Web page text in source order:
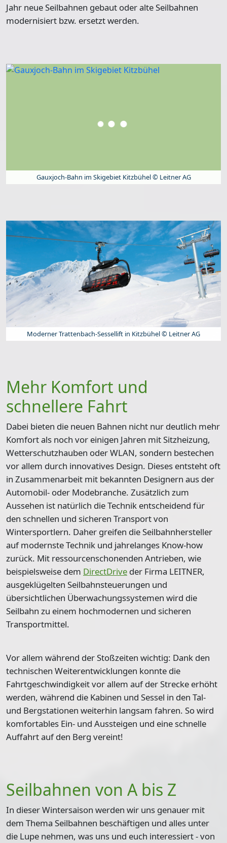
Jahr neue Seilbahnen gebaut oder alte Seilbahnen
modernisiert bzw. ersetzt werden.
Gauxjoch-Bahn im Skigebiet Kitzbühel © Leitner AG
Moderner Trattenbach-Sessellift in Kitzbühel © Leitner AG
Mehr Komfort und
schnellere Fahrt
Dabei bieten die neuen Bahnen nicht nur deutlich mehr
Komfortals noch vor einigen Jahren mit Sitzheizung,
Wetterschutzhauben oder WLAN, sondern bestechen
vor allem durch innovatives Design. Dieses entsteht oft
in Zusammenarbeit mit bekannten Designern aus der
Automobil- oder Modebranche. Zusätzlich zum
Aussehen ist natürlich die Technik entscheidend für
den schnellen und sicheren Transport von
Wintersportlern. Daher greifen die Seilbahnhersteller
auf modernste Technik und jahrelanges Know-how
zurück. Mit ressourcenschonenden Antrieben, wie
beispielsweise dem DirectDrive der Firma LEITNER,
ausgeklügelten Seilbahnsteuerungen und
übersichtlichen Überwachungssystemen wird die
Seilbahn zu einem hochmodernen und sicheren
Transportmittel.
Vor allem während der Stoßzeiten wichtig: Dank den
technischen Weiterentwicklungen konnte die
Fahrtgeschwindigkeit vor allem auf der Strecke erhöht
werden, während die Kabinen und Sessel in den Tal-
und Bergstationen weiterhin langsam fahren. So wird
komfortables Ein- und Aussteigen und eine schnelle
Auffahrt auf den Berg vereint!
Seilbahnen von A bis Z
In dieser Wintersaison werden wir uns genauer mit
dem Thema Seilbahnen beschäftigen und alles unter
die Lupe nehmen, was uns und euch interessiert - von